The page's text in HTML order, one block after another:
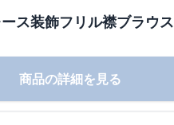
ス装飾フリル襟ブラウス
商品の詳細を見る